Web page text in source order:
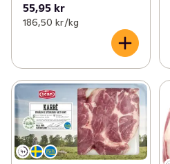
55,95 kr
186,50 kr /kg